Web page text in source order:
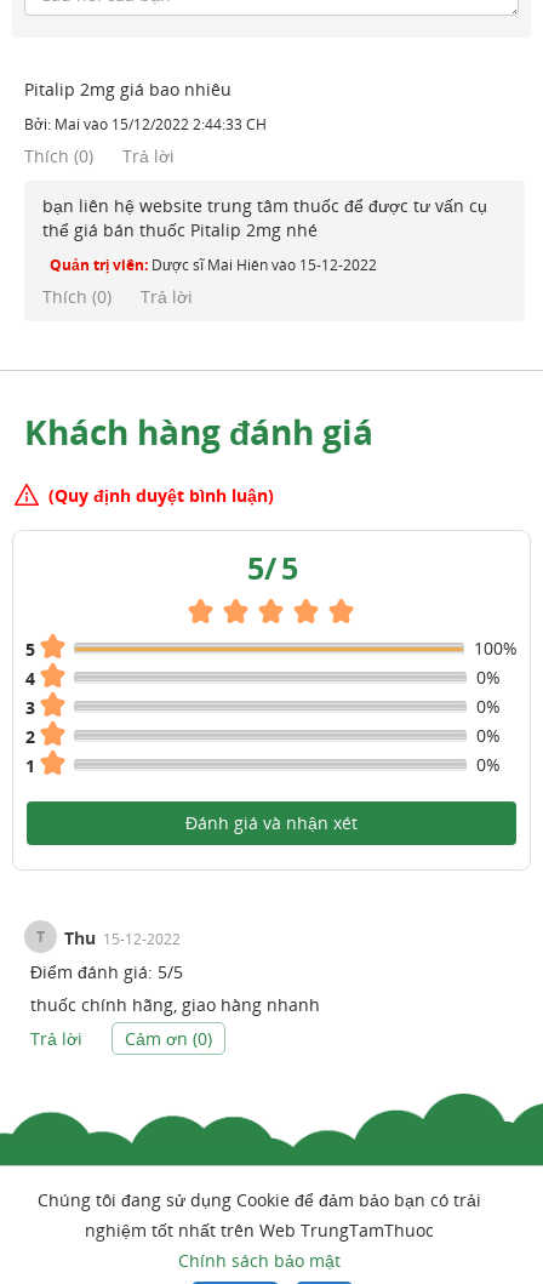
Pitalip 2mg giá bao nhiêu
Bởi: Mai vào 15/12/2022 2:44:33 CH
Thích (0) Trả lời
bạn liên hệ website trung tâm thuốc để được tư vấn cụ
thể giá bán thuốc Pitalip 2mg nhé
Quản trị viên: Dược sĩ Mai Hiênvào 15-12-2022
Thích (0) Trả lời
Khách hàng đánh giá
(Quy định duyệt bình luận)
5/5
5
100%
4
0%
3
0%
2
0%
1
0%
Đánh giá và nhận xét
T Thu 15-12-2022
Điểm đánh giá: 5/5
thuốc chính hãng, giao hàng nhanh
Trả lời
Cảm ơn (0)
Chúng tôi đang sử dụng Cookie để đảm bảo bạn có trải
nghiệm tốt nhất trên Web TrungTamThuoc
Chính sách bảo mật